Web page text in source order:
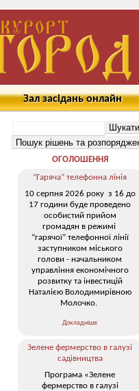
Зал засідань онлайн
ОГОЛОШЕННЯ
“Гаряча” телефонна лінія
10 серпня 2026 року з 16 до
17 години буде проведено
особистий прийом
громадян в режимі
“гарячої” телефонної лінії
заступником міського
голови - начальником
управління економічного
розвитку та інвестицій
Наталією Володимирівною
Молочко.
Докладніше
Зелене фермерство в галузі
садівництва
Програма «Зелене
фермерство в галузі